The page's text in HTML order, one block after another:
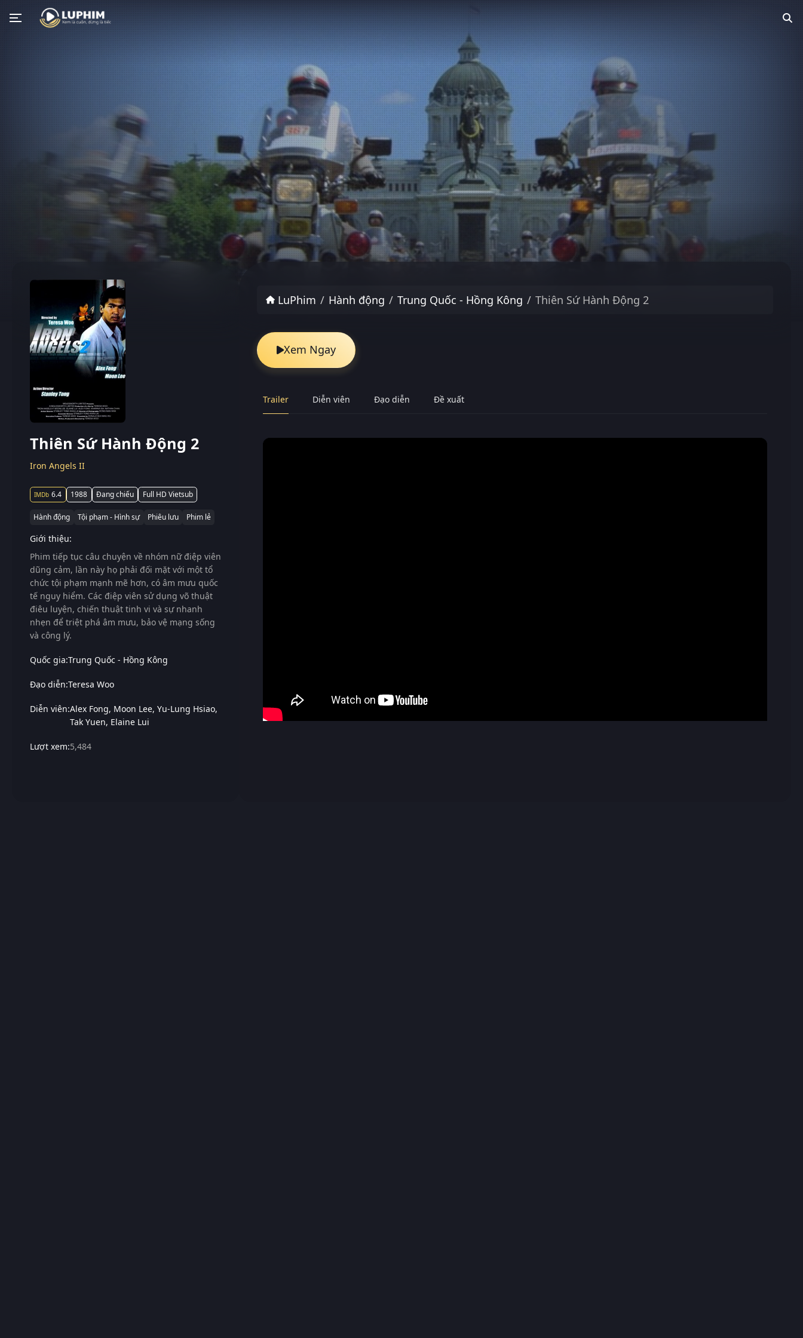
Thiên Sứ Hành Động 2
Iron Angels II
6.4 1988 Đang chiếu Full HD Vietsub
Hành động Tội phạm - Hình sự Phiêu lưu Phim lẻ
Giới thiệu:
Phim tiếp tục câu chuyện về nhóm nữ điệp viên
dũng cảm, lần này họ phải đối mặt với một tổ
chức tội phạm mạnh mẽ hơn, có âm mưu quốc
tế nguy hiểm. Các điệp viên sử dụng võ thuật
điêu luyện, chiến thuật tinh vi và sự nhanh
nhẹn để triệt phá âm mưu, bảo vệ mạng sống
và công lý.
Quốc gia:Trung Quốc - Hồng Kông
Đạo diễn:Teresa Woo
Diễn viên:Alex Fong Moon Lee Yu-Lung Hsiao
Tak Yuen Elaine Lui
Lượt xem:5,484
LuPhim Hành động Trung Quốc - Hồng Kông Thiên Sứ Hành Động 2
Xem Ngay
Trailer Diễn viên Đạo diễn Đề xuất